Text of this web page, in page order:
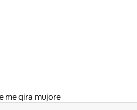
me qira mujore